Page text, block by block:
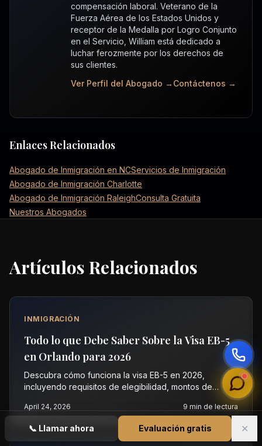
📞 Llamar ahora Evaluación gratis ✕
compensación laboral. Veterano de la
Fuerza Aérea de los Estados Unidos y
receptor de la Medalla por Logro Conjunto
en el Servicio, William está dedicado a
luchar ferozmente por los derechos de
sus clientes.
Ver Perfil del Abogado → Contáctenos →
Enlaces Relacionados
Abogado de Inmigración en NCServicios de Inmigración
Abogado de Inmigración Charlotte
Abogado de Inmigración RaleighConsulta Gratuita
Nuestros Abogados
Artículos Relacionados
INMIGRACIÓN
Todo lo que Debe Saber Sobre la Visa EB-5
en Orlando para 2026
Descubra cómo funciona la visa EB-5 en 2026,
incluyendo requisitos de elegibilidad, montos de
inversión y beneficios. Contacte a Vasquez Law Firm
en Orlando para una consulta gratuita.
April 24, 2026 9 min de lectura